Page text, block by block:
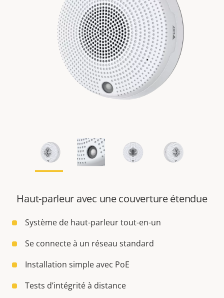
Haut-parleur avec une couverture étendue
Système de haut-parleur tout-en-un
Se connecte à un réseau standard
Installation simple avec PoE
Tests d’intégrité à distance